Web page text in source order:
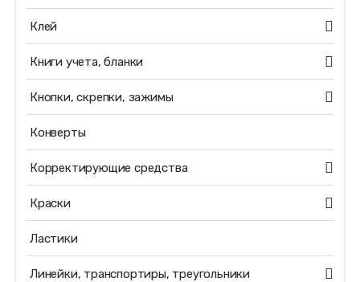
Клей
Книги учета, бланки
Кнопки, скрепки, зажимы
Конверты
Корректирующие средства
Краски
Ластики
Линейки, транспортиры, треугольники